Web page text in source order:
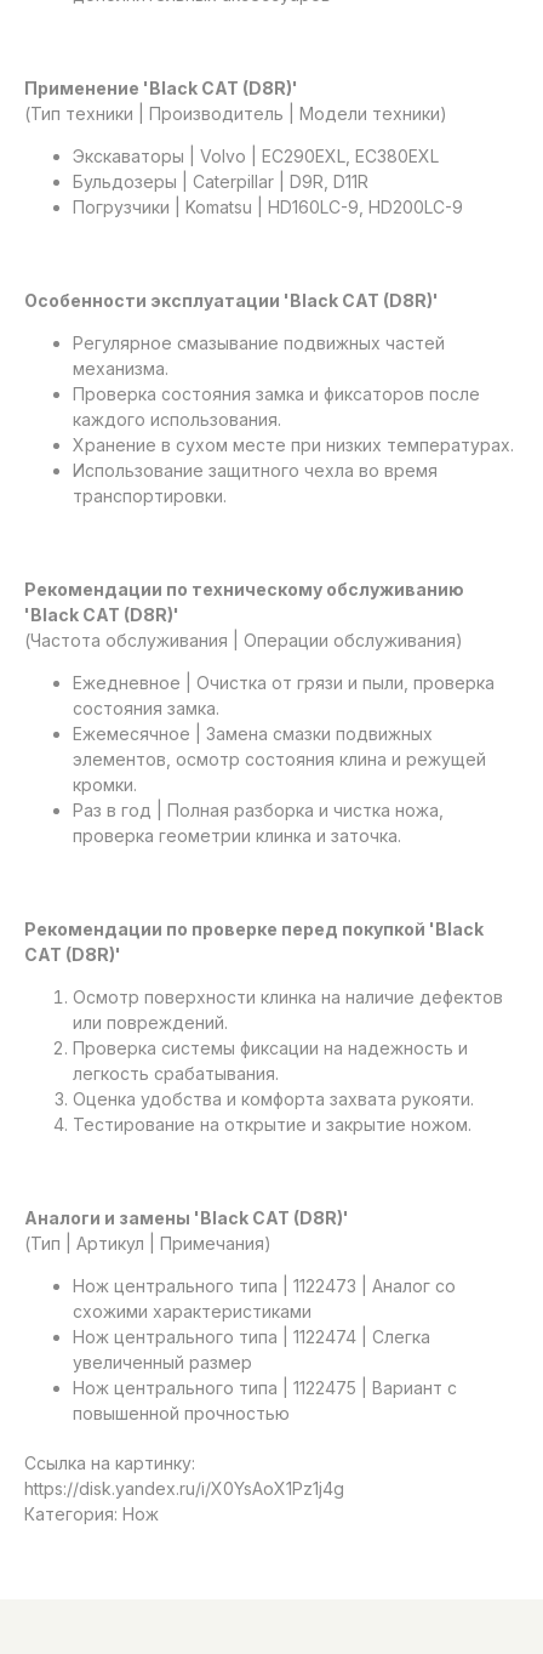
Применение 'Black CAT (D8R)'
(Тип техники | Производитель | Модели техники)
Экскаваторы | Volvo | EC290EXL, EC380EXL
Бульдозеры | Caterpillar | D9R, D11R
Погрузчики | Komatsu | HD160LC-9, HD200LC-9
Особенности эксплуатации 'Black CAT (D8R)'
Регулярное смазывание подвижных частей
механизма.
Проверка состояния замка и фиксаторов после
каждого использования.
Хранение в сухом месте при низких температурах.
Использование защитного чехла во время
транспортировки.
Рекомендации по техническому обслуживанию
'Black CAT (D8R)'
(Частота обслуживания | Операции обслуживания)
Ежедневное | Очистка от грязи и пыли, проверка
состояния замка.
Ежемесячное | Замена смазки подвижных
элементов, осмотр состояния клина и режущей
кромки.
Раз в год | Полная разборка и чистка ножа,
проверка геометрии клинка и заточка.
Рекомендации по проверке перед покупкой 'Black
CAT (D8R)'
Осмотр поверхности клинка на наличие дефектов
или повреждений.
Проверка системы фиксации на надежность и
легкость срабатывания.
Оценка удобства и комфорта захвата рукояти.
Тестирование на открытие и закрытие ножом.
Аналоги и замены 'Black CAT (D8R)'
(Тип | Артикул | Примечания)
Нож центрального типа | 1122473 | Аналог со
схожими характеристиками
Нож центрального типа | 1122474 | Слегка
увеличенный размер
Нож центрального типа | 1122475 | Вариант с
повышенной прочностью
Ссылка на картинку:
https://disk.yandex.ru/i/X0YsAoX1Pz1j4g
Категория: Нож